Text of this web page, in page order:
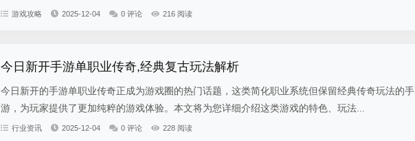
游戏攻略 2025-12-04 0 评论 216 阅读
今日新开手游单职业传奇,经典复古玩法解析
今日新开的手游单职业传奇正成为游戏圈的热门话题，这类简化职业系统但保留经典传奇玩法的手
游，为玩家提供了更加纯粹的游戏体验。本文将为您详细介绍这类游戏的特色、玩法...
行业资讯 2025-12-04 0 评论 228 阅读